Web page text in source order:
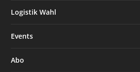
Logistik Wahl
Events
Abo